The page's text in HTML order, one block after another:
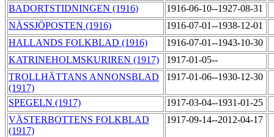
BADORTSTIDNINGEN (1916)
1916-06-10--1927-08-31
NÄSSJÖPOSTEN (1916)
1916-07-01--1938-12-01
HALLANDS FOLKBLAD (1916)
1916-07-01--1943-10-30
KATRINEHOLMSKURIREN (1917)
1917-01-05--
TROLLHÄTTANS ANNONSBLAD
(1917)
1917-01-06--1930-12-30
SPEGELN (1917)
1917-03-04--1931-01-25
VÄSTERBOTTENS FOLKBLAD
(1917)
1917-09-14--2012-04-17